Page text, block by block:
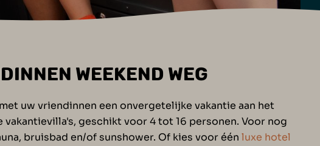
WEEKEND WEG
uw vriendinnen een onvergetelijke vakantie aan het
vakantievilla's, geschikt voor 4 tot 16 personen. Voor nog
bruisbad en/of sunshower. Of kies voor één luxe hotel